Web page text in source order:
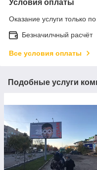
Условия оплаты
Оказание услуги только
Безначилчный расчёт
Все условия оплаты
Подобные услуги